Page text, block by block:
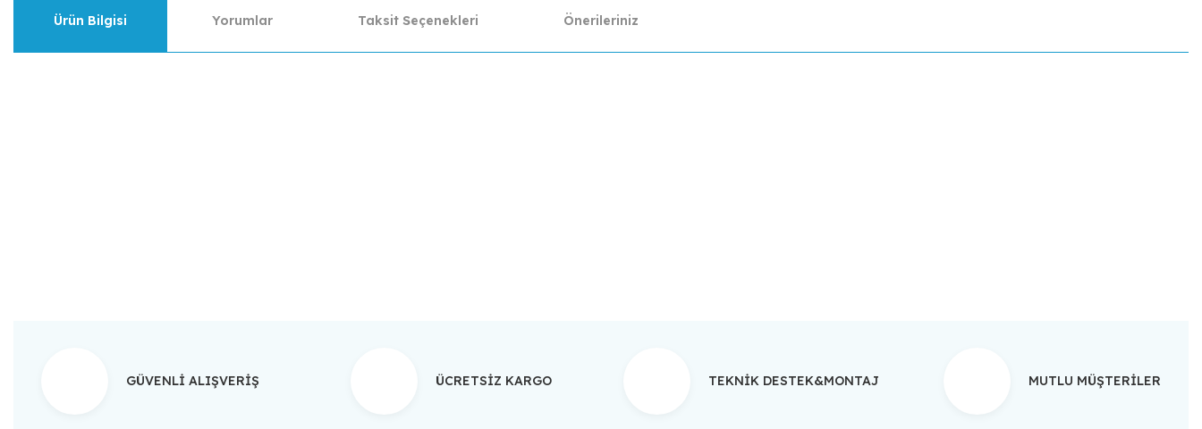
Ürün Bilgisi Yorumlar Taksit Seçenekleri Önerileriniz
GÜVENLİ ALIŞVERİŞ ÜCRETSİZ KARGO TEKNİK DESTEK&MONTAJ MUTLU MÜŞTERİLER